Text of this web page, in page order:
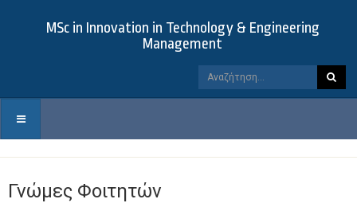
MSc in Innovation in Technology & Engineering
Management
Γνώμες Φοιτητών